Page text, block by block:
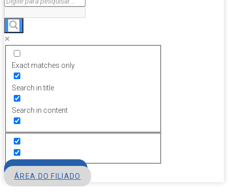
Exact matches only
Search in title
Search in content
ÁREA DO FILIADO